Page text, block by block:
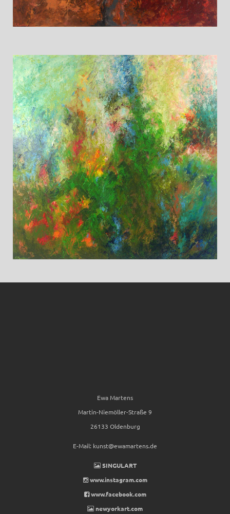
Ewa Martens
Martin-Niemöller-Straße 9
26133 Oldenburg
E-Mail: kunst@ewamartens.de
SINGULART
www.instagram.com
www.facebook.com
newyorkart.com